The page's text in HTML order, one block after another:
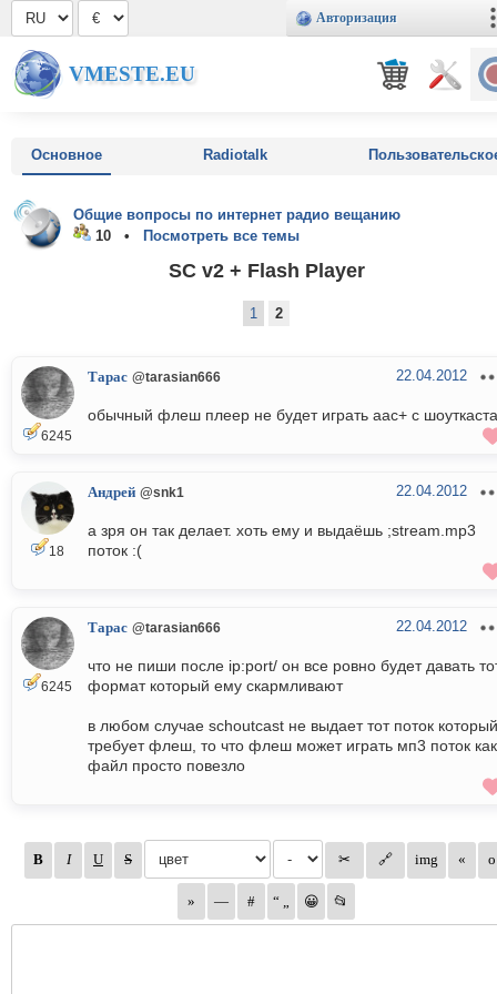
Авторизация
VMESTE.EU
Основное Radiotalk
Общие вопросы по интернет радио вещанию
10 •
Посмотреть все темы
SC v2 + Flash Player
1 2
6245
Тарас @tarasian666 22.04.2012
обычный флеш плеер не будет играть aac+ с шоуткаста
18
Андрей @snk1 22.04.2012
а зря он так делает. хоть ему и выдаёшь ;stream.mp3
поток :(
6245
Тарас @tarasian666 22.04.2012
что не пиши после ip:port/ он все ровно будет давать
формат который ему скармливают
в любом случае schoutcast не выдает тот поток который
требует флеш, то что флеш может играть мп3 поток как
файл просто повезло